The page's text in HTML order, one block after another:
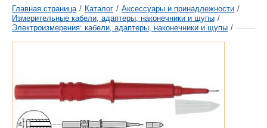
Главная страница / Каталог / Аксессуары и принадлежности /
Измерительные кабели, адаптеры, наконечники и щупы /
Электроизмерения: кабели, адаптеры, наконечники и щупы /